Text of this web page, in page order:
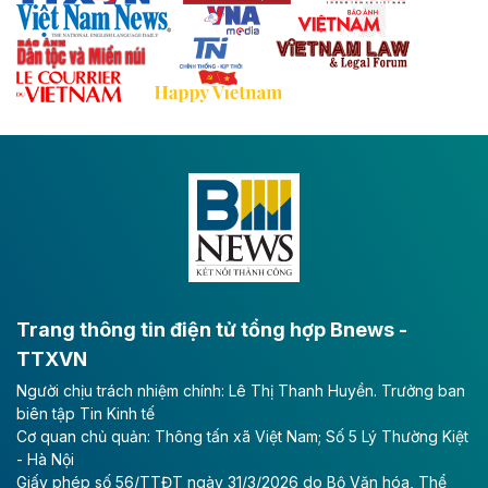
với hệ thống cửa khẩu quốc tế tại Lạng Sơn.
Theo baodautu.vn
Đề xuất đầu tư 11.500 tỷ đồng xây dựng cao
tốc CT.11 qua Ninh Bình
Đông A dài khoảng 25,1 km được kỳ vọng sẽ tạo động
lực phát triển kinh tế - xã hội khu vực phía Nam đồng
Long Thành
Tổng công ty Cảng hàng không Việt Nam - CTCP
(ACV) vừa lập kỷ lục mới về lợi nhuận trong quý
II/2026.
Theo baodautu.vn
Trang thông tin điện tử tổng hợp Bnews -
TTXVN
Người chịu trách nhiệm chính: Lê Thị Thanh Huyền. Trưởng ban
biên tập Tin Kinh tế
Cơ quan chủ quản: Thông tấn xã Việt Nam; Số 5 Lý Thường Kiệt
- Hà Nội
Giấy phép số 56/TTĐT ngày 31/3/2026 do Bộ Văn hóa, Thể